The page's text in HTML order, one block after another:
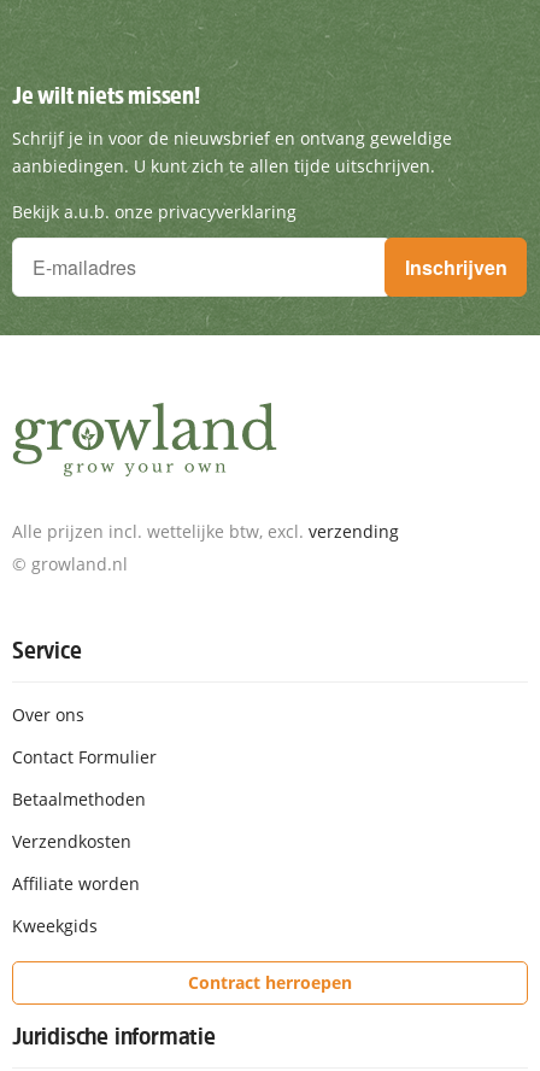
Je wilt niets missen!
Schrijf je in voor de nieuwsbrief en ontvang
Je wilt niets missen!
Schrijf je in voor de nieuwsbrief en ontvang geweldige
aanbiedingen. U kunt zich te allen tijde uitschrijven.
Bekijk a.u.b. onze privacyverklaring
Je wilt niets missen!
Schrijf je in voor de nieuwsbrief en ontvang geweldige
Inschrijven
Alle prijzen incl. wettelijke btw, excl. verzending
© growland.nl
Service
Over ons
Contact Formulier
Betaalmethoden
Verzendkosten
Affiliate worden
Kweekgids
Contract herroepen
Juridische informatie